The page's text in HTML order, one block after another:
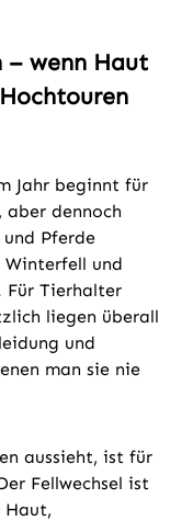
– wenn Haut
Jahr beginnt für
dennoch
Pferde
Winterfell und
Für Tierhalter
liegen überall
und
man sie nie
aussieht, ist für
Fellwechsel ist
Haut,